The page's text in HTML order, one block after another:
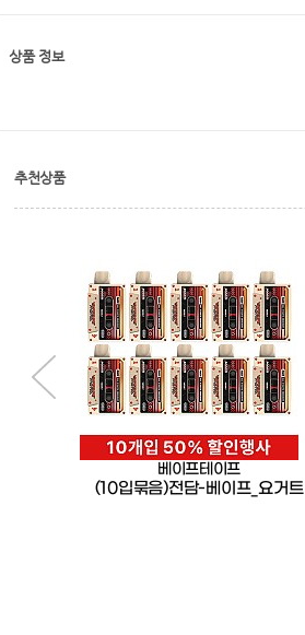
상품 정보
추천상품
베이프테이프
(10입묶음)전담-베이프_요거트